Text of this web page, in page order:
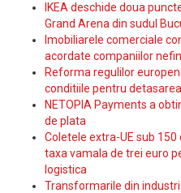
IKEA deschide doua
Grand Arena din sudul
Imobiliarele comerciale
acordate companiilor
Reforma regulilor
conditiile pentru
NETOPIA Payments a
de plata
Coletele extra-UE sub
taxa vamala de trei euro
logistica
Transformarile din